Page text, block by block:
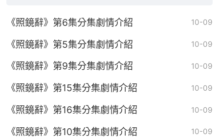
《照鏡辭》第6集分集劇情介紹 10-09
《照鏡辭》第5集分集劇情介紹 10-09
《照鏡辭》第9集分集劇情介紹 10-09
《照鏡辭》第15集分集劇情介紹 10-09
《照鏡辭》第16集分集劇情介紹 10-09
《照鏡辭》第10集分集劇情介紹 10-09